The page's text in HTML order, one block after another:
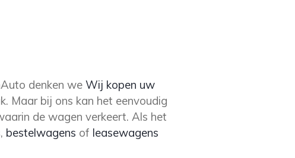
denken we Wij kopen uw
Maar bij ons kan het eenvoudig
de wagen verkeert. Als het
, bestelwagens of leasewagens